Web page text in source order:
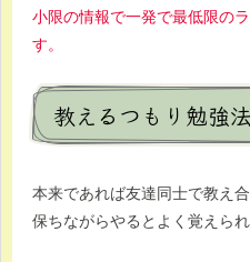
小限の情報で一発で最低限の
す。
教えるつもり勉強法
本来であれば友達同士で教え
保ちながらやるとよく覚えられ